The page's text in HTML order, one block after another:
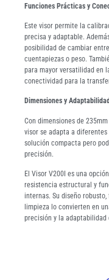
Funciones Prácticas y
Este visor permite la
precisa y adaptable.
posibilidad de cambiar
cuentapiezas o peso.
para mayor versatilidad en
conectividad para la
Dimensiones y Adaptabilidad
Con dimensiones de
visor se adapta a
solución compacta pero
precisión.
El Visor V200I es una
resistencia estructural y
internas. Su diseño
limpieza lo convierten en
precisión y la adaptabilidad